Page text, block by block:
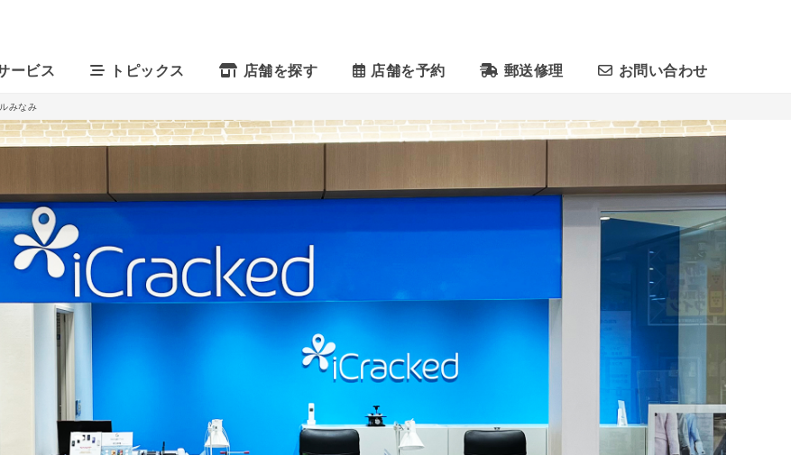
ービス トピックス 店舗を探す 店舗を予約 郵送修理 お問い合わせ
みなみ